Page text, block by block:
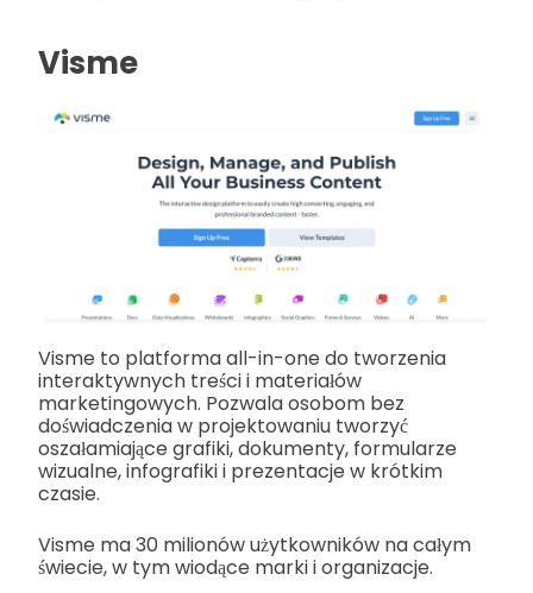
Visme
Visme to platforma all-in-one do tworzenia
interaktywnych treści i materiałów
marketingowych. Pozwala osobom bez
doświadczenia w projektowaniu tworzyć
oszałamiające grafiki, dokumenty, formularze
wizualne, infografiki i prezentacje w krótkim
czasie.
Visme ma 30 milionów użytkowników na całym
świecie, w tym wiodące marki i organizacje.